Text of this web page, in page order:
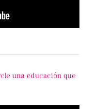
una educación que